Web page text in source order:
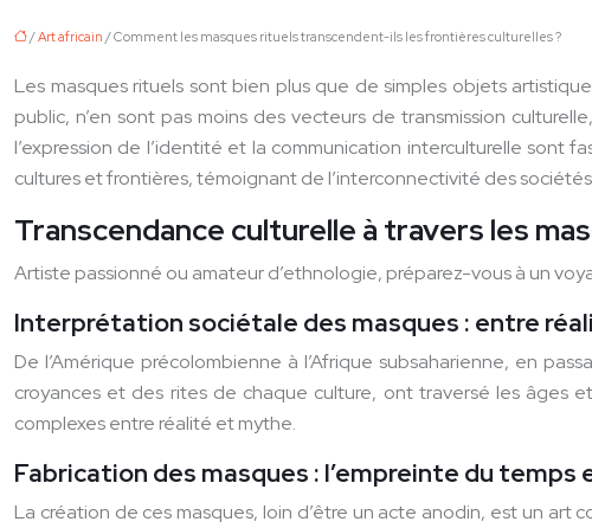
/Art africain / Comment les masques rituels transcendent-ils les frontières culturelles ?
Les masques rituels sont bien plus que de simples objets
public, n’en sont pas moins des vecteurs de transmission
l’expression de l’identité et la communication interculturelle sont
cultures et frontières, témoignant de l’interconnectivité des
Transcendance culturelle à travers les
Artiste passionné ou amateur d’ethnologie, préparez-vous à un
Interprétation sociétale des masques : entre
De l’Amérique précolombienne à l’Afrique subsaharienne, en
croyances et des rites de chaque culture, ont traversé les âges
complexes entre réalité et mythe.
Fabrication des masques : l’empreinte du temps
La création de ces masques, loin d’être un acte anodin, est un art